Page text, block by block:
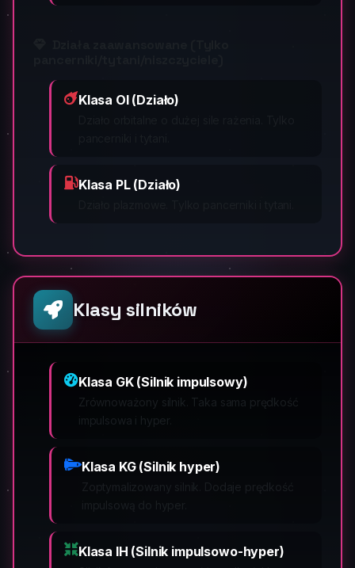
Klasa OI (Działo)
Klasa PL (Działo)
Klasy silników
Klasa GK (Silnik impulsowy)
Zrównoważony silnik. Taka sama prędkość
impulsowa i hyper.
Klasa KG (Silnik hyper)
Klasa IH (Silnik impulsowo-hyper)